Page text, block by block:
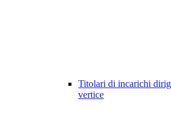
Titolari di incarichi
vertice